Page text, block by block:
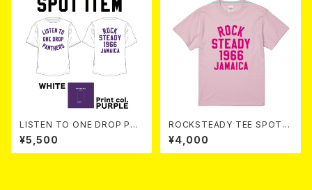
LISTEN TO ONE DROP PAN
THERS TEE 【 White 】
¥5,500
ROCKSTEADY TEE SPOT c
ol. L.PINK
¥4,000